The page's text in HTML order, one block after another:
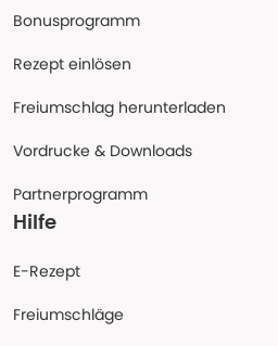
Bonusprogramm
Rezept einlösen
Freiumschlag herunterladen
Vordrucke & Downloads
Partnerprogramm
Hilfe
E-Rezept
Freiumschläge